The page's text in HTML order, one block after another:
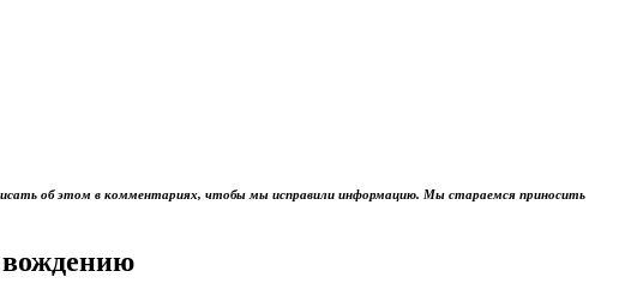
об этом в комментариях, чтобы мы исправили информацию. Мы стараемся приносить